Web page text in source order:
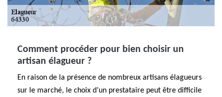
Comment procéder pour bien choisir un
artisan élagueur ?
En raison de la présence de nombreux artisans élagueurs
sur le marché, le choix d’un prestataire peut être difficile